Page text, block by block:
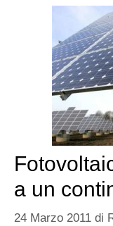
a un
24 Marzo 2011 di